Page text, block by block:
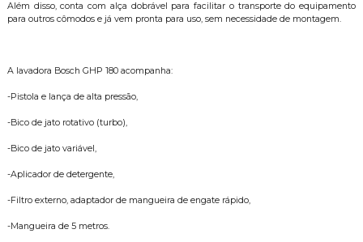
Além disso, conta com alça dobrável para facilitar o transporte do equipamento
para outros cômodos e já vem pronta para uso, sem necessidade de montagem.
A lavadora Bosch GHP 180 acompanha:
-Pistola e lança de alta pressão,
-Bico de jato rotativo (turbo),
-Bico de jato variável,
-Aplicador de detergente,
-Filtro externo, adaptador de mangueira de engate rápido,
-Mangueira de 5 metros.